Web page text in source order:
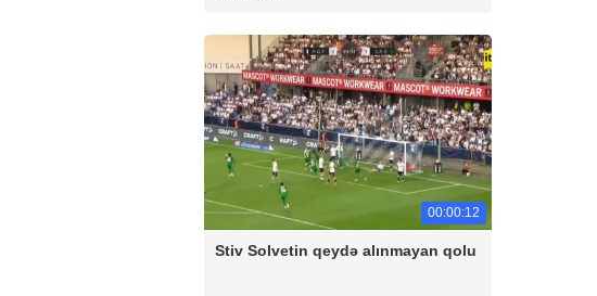
00:00:12
Stiv Solvetin qeydə alınmayan qolu